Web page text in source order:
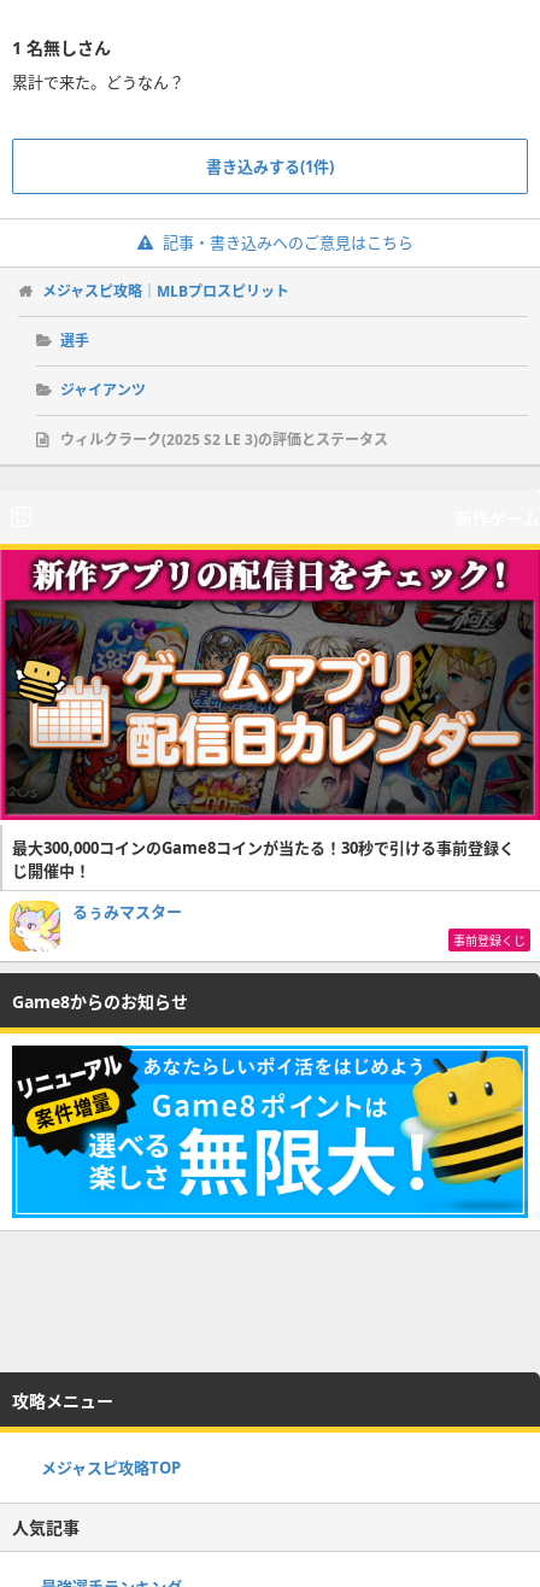
1 名無しさん
累計で来た。どうなん？
書き込みする(1件)
記事・書き込みへのご意見はこちら
メジャスピ攻略｜MLBプロスピリット
選手
ジャイアンツ
ウィルクラーク(2025 S2 LE 3)の評価とステータス
最大300,000コインのGame8コインが当たる！30秒で引ける事前登録く
じ開催中！
るぅみマスター
事前登録くじ
Game8からのお知らせ
攻略メニュー
メジャスピ攻略TOP
人気記事